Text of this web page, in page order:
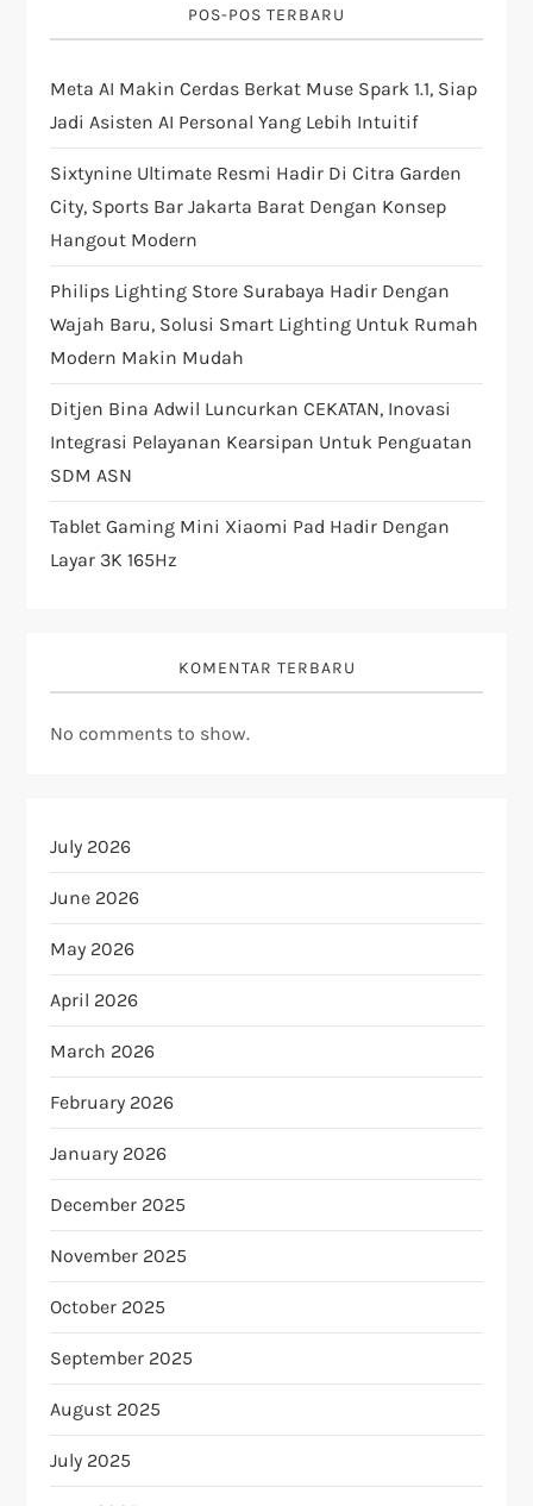
i
o
n
POS-POS TERBARU
Meta AI Makin Cerdas Berkat Muse Spark 1.1, Siap
Jadi Asisten AI Personal Yang Lebih Intuitif
Sixtynine Ultimate Resmi Hadir Di Citra Garden
City, Sports Bar Jakarta Barat Dengan Konsep
Hangout Modern
Philips Lighting Store Surabaya Hadir Dengan
Wajah Baru, Solusi Smart Lighting Untuk Rumah
Modern Makin Mudah
Ditjen Bina Adwil Luncurkan CEKATAN, Inovasi
Integrasi Pelayanan Kearsipan Untuk Penguatan
SDM ASN
Tablet Gaming Mini Xiaomi Pad Hadir Dengan
Layar 3K 165Hz
KOMENTAR TERBARU
No comments to show.
July 2026
June 2026
May 2026
April 2026
March 2026
February 2026
January 2026
December 2025
November 2025
October 2025
September 2025
August 2025
July 2025